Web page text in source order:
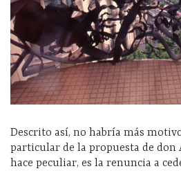
Descrito así, no habría más
particular de la propuesta de don
hace peculiar, es la renuncia a